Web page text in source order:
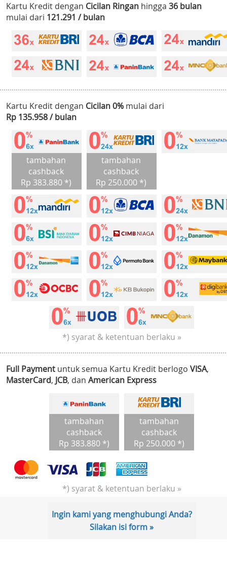
Kartu Kredit dengan Cicilan Ringan hingga 36 bulan
mulai dari 121.291 / bulan
Kartu Kredit dengan Cicilan 0% mulai dari
Rp 135.958 / bulan
tambahan
cashback
Rp 383.880 *)
tambahan
cashback
Rp 250.000 *)
*) syarat & ketentuan berlaku »
Full Payment untuk semua Kartu Kredit berlogo VISA,
MasterCard, JCB, dan American Express
tambahan
cashback
Rp 383.880 *)
tambahan
cashback
Rp 250.000 *)
*) syarat & ketentuan berlaku »
Ingin kami yang menghubungi Anda?
Silakan isi form »